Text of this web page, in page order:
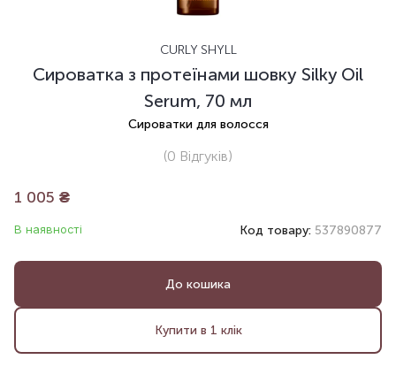
CURLY SHYLL
Сироватка з протеїнами шовку Silky Oil
Serum, 70 мл
Сироватки для волосся
(0 Відгуків)
1 005 ₴
В наявності Код товару: 537890877
До кошика
Купити в 1 клік